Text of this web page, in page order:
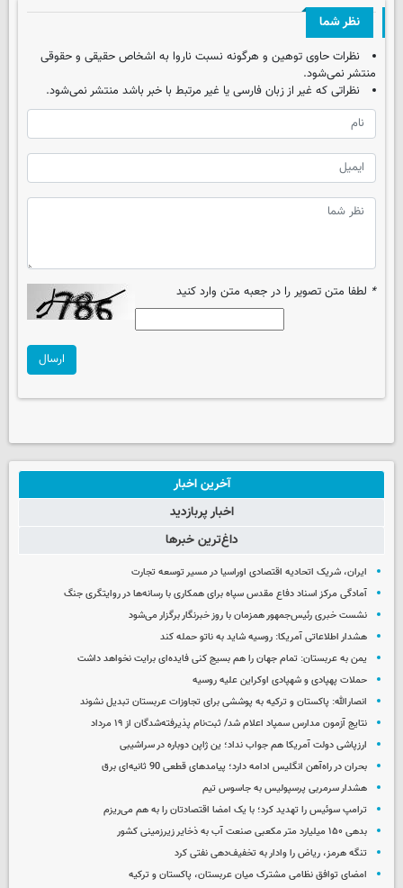
نظر شما
نظرات حاوی توهین و هرگونه نسبت ناروا به اشخاص حقیقی و حقوقی
منتشر نمی‌شود.
نظراتی که غیر از زبان فارسی یا غیر مرتبط با خبر باشد منتشر نمی‌شود.
* لطفا متن تصویر را در جعبه متن وارد کنید
ارسال
آخرین اخبار
اخبار پربازدید
داغ‌ترین خبرها
ایران، شریک اتحادیه اقتصادی اوراسیا در مسیر توسعه تجارت
آمادگی مرکز اسناد دفاع مقدس سپاه برای همکاری با رسانه‌ها در روایتگری جنگ
نشست خبری رئیس‌جمهور همزمان با روز خبرنگار برگزار می‌شود
هشدار اطلاعاتی آمریکا: روسیه شاید به ناتو حمله کند
یمن به عربستان: تمام جهان را هم بسیج کنی فایده‌ای برایت نخواهد داشت
حملات پهپادی و شهپادی اوکراین علیه روسیه
انصارالله: پاکستان و ترکیه به پوششی برای تجاوزات عربستان تبدیل نشوند
نتایج آزمون مدارس سمپاد اعلام شد/ ثبت‌نام پذیرفته‌شدگان از ۱۹ مرداد
ارزپاشی دولت آمریکا هم جواب نداد؛ ین ژاپن دوباره در سراشیبی
بحران در راه‌آهن انگلیس ادامه دارد؛ پیامدهای قطعی 90 ثانیه‌ای برق
هشدار سرمربی پرسپولیس به جاسوس تیم
ترامپ سوئیس را تهدید کرد؛ با یک امضا اقتصادتان را به هم می‌ریزم
بدهی ۱۵۰ میلیارد متر مکعبی صنعت آب به ذخایر زیرزمینی کشور
تنگه هرمز، ریاض را وادار به تخفیف‌دهی نفتی کرد
امضای توافق نظامی مشترک میان عربستان، پاکستان و ترکیه